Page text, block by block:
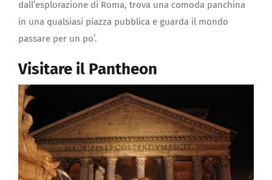
dall’esplorazione di Roma, trova una comoda panchina
in una qualsiasi piazza pubblica e guarda il mondo
passare per un po’.
Visitare il Pantheon